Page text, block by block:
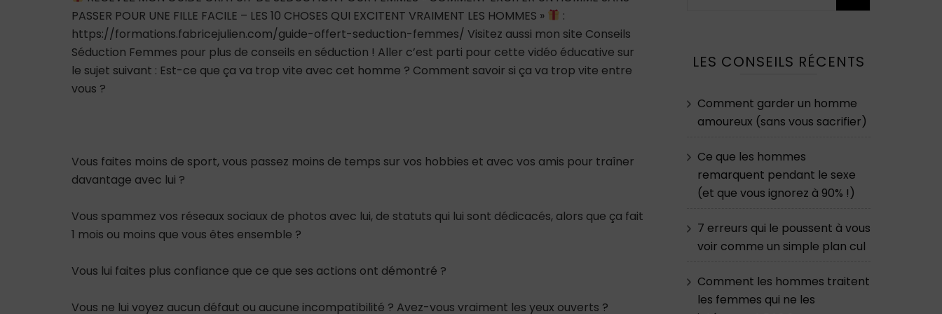
PASSER POUR UNE FILLE FACILE – LES 10 CHOSES QUI EXCITENT VRAIMENT LES HOMMES »
:
https://formations.fabricejulien.com/guide-offert-seduction-femmes/ Visitez aussi mon site Conseils
Séduction Femmes pour plus de conseils en séduction ! Aller c’est parti pour cette vidéo éducative sur
le sujet suivant : Est-ce que ça va trop vite avec cet homme ? Comment savoir si ça va trop vite entre
vous ?
Vous faites moins de sport, vous passez moins de temps sur vos hobbies et avec vos amis pour traîner
davantage avec lui ?
Vous spammez vos réseaux sociaux de photos avec lui, de statuts qui lui sont dédicacés, alors que ça fait
1 mois ou moins que vous êtes ensemble ?
Vous lui faites plus confiance que ce que ses actions ont démontré ?
Vous ne lui voyez aucun défaut ou aucune incompatibilité ? Avez-vous vraiment les yeux ouverts ?
LES CONSEILS RÉCENTS
Comment garder un homme
amoureux (sans vous sacrifier)
Ce que les hommes
remarquent pendant le sexe
(et que vous ignorez à 90% !)
7 erreurs qui le poussent à vous
voir comme un simple plan cul
Comment les hommes traitent
les femmes qui ne les